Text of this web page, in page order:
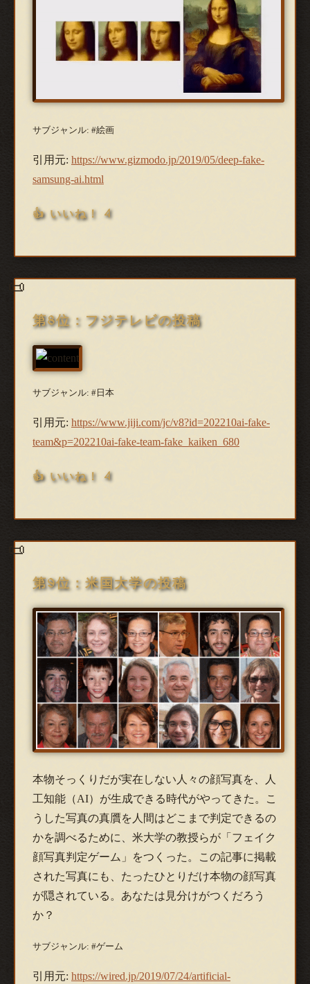
サブジャンル: #絵画
引用元: https://www.gizmodo.jp/2019/05/deep-fake-
samsung-ai.html
👍 いいね！ 4
第8位：フジテレビの投稿
サブジャンル: #日本
引用元: https://www.jiji.com/jc/v8?id=202210ai-fake-
team&p=202210ai-fake-team-fake_kaiken_680
👍 いいね！ 4
第9位：米国大学の投稿
本物そっくりだが実在しない人々の顔写真を、人
工知能（AI）が生成できる時代がやってきた。こ
うした写真の真贋を人間はどこまで判定できるの
かを調べるために、米大学の教授らが「フェイク
顔写真判定ゲーム」をつくった。この記事に掲載
された写真にも、たったひとりだけ本物の顔写真
が隠されている。あなたは見分けがつくだろう
か？
サブジャンル: #ゲーム
引用元: https://wired.jp/2019/07/24/artificial-